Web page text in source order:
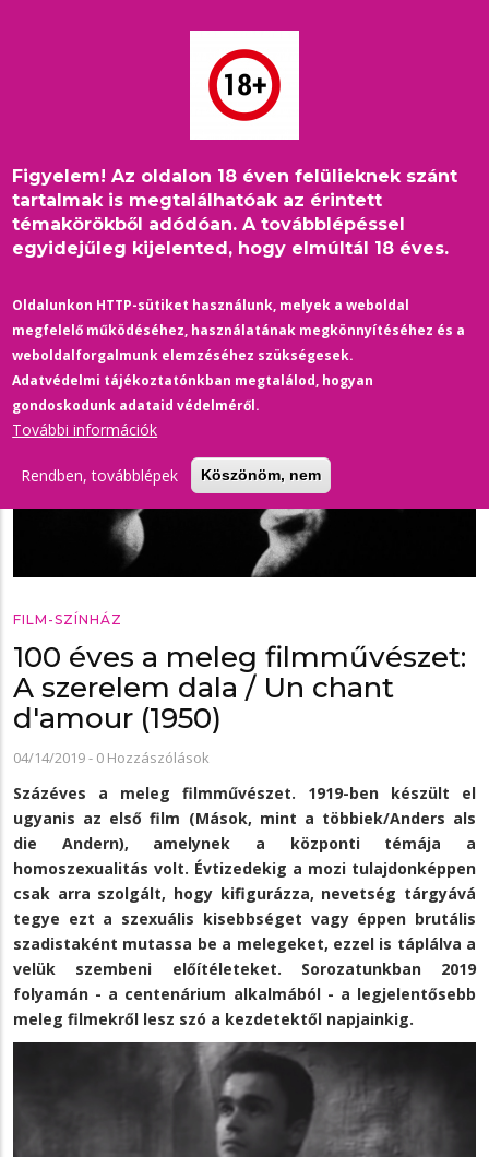
Figyelem! Az oldalon 18 éven felülieknek szánt
tartalmak is megtalálhatóak az érintett
témakörökből adódóan. A továbblépéssel
egyidejűleg kijelented, hogy elmúltál 18 éves.
Oldalunkon HTTP-sütiket használunk, melyek a weboldal
megfelelő működéséhez, használatának megkönnyítéséhez és a
weboldalforgalmunk elemzéséhez szükségesek.
Adatvédelmi tájékoztatónkban megtalálod, hogyan
gondoskodunk adataid védelméről.
További információk
Rendben, továbblépek Köszönöm, nem
Morzsa
Címlap /2019 / Film-Színház /
100 éves a meleg filmművészet: A szerelem dala / Un chant
d'amour (1950)
FILM-SZÍNHÁZ
100 éves a meleg filmművészet:
A szerelem dala / Un chant
d'amour (1950)
04/14/2019- 0 Hozzászólások
Százéves a meleg filmművészet. 1919-ben készült el
ugyanis az első film (Mások, mint a többiek/Anders als
die Andern), amelynek a központi témája a
homoszexualitás volt. Évtizedekig a mozi tulajdonképpen
csak arra szolgált, hogy kifigurázza, nevetség tárgyává
tegye ezt a szexuális kisebbséget vagy éppen brutális
szadistaként mutassa be a melegeket, ezzel is táplálva a
velük szembeni előítéleteket. Sorozatunkban 2019
folyamán - a centenárium alkalmából - a legjelentősebb
meleg filmekről lesz szó a kezdetektől napjainkig.